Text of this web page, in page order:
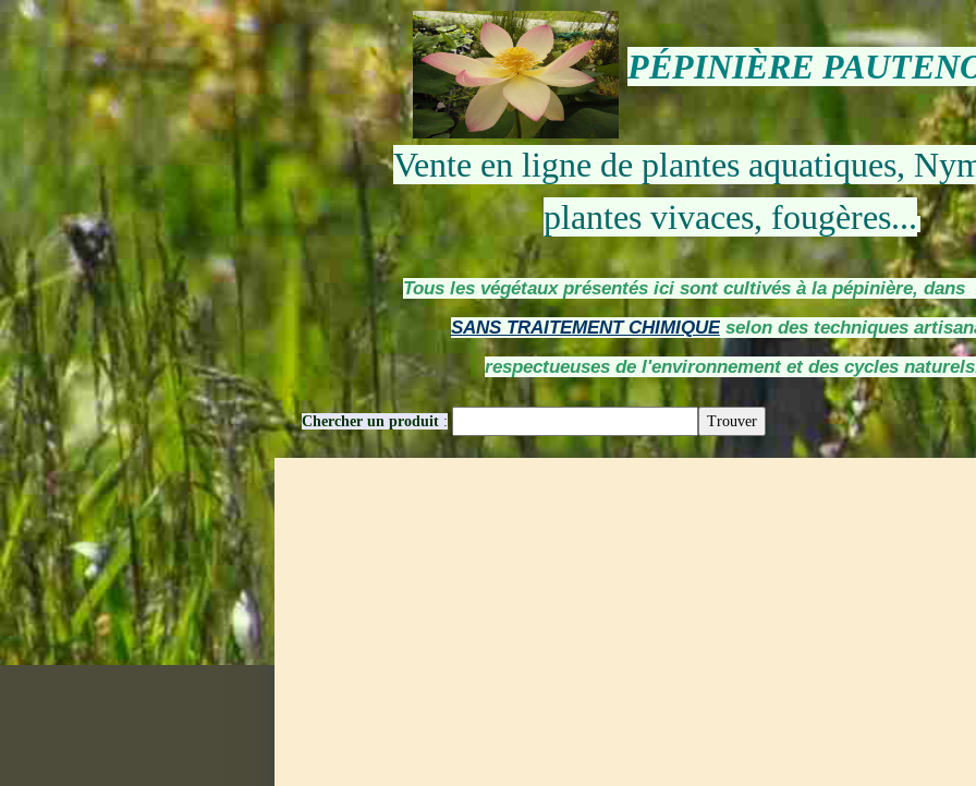
PÉPINIÈRE
Vente en ligne de plantes aquatiques,
plantes vivaces, fougères...
Tous les végétaux présentés ici sont cultivés à la pépinière,
SANS TRAITEMENT CHIMIQUEselon des techniques
respectueuses de l'environnement et des cycles
Chercher un produit :